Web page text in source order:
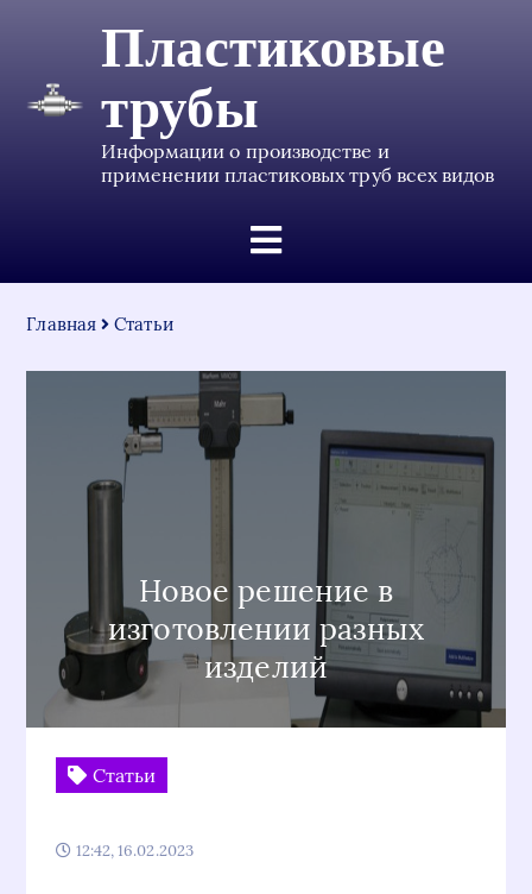
Пластиковые
трубы
Информации о производстве и
применении пластиковых труб всех видов
Главная Статьи
Новое решение в
изготовлении разных
изделий
Статьи
12:42, 16.02.2023